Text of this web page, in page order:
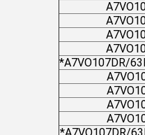
A7VO107DR/